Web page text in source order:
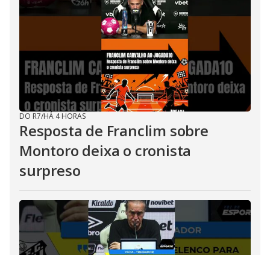
DO R7/HÁ 4 HORAS
Resposta de Franclim sobre
Montoro deixa o cronista
surpreso